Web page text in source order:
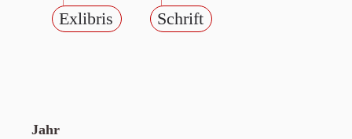
Exlibris Schrift
Jahr